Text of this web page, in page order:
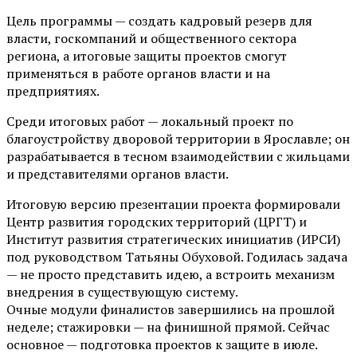
Цель программы — создать кадровый резерв для
власти, госкомпаний и общественного сектора
региона, а итоговые защиты проектов смогут
применяться в работе органов власти и на
предприятиях.
Среди итоговых работ — локальный проект по
благоустройству дворовой территории в Ярославле; он
разрабатывается в тесном взаимодействии с жильцами
и представителями органов власти.
Итоговую версию презентации проекта формировали
Центр развития городских территорий (ЦРГТ) и
Институт развития стратегических инициатив (ИРСИ)
под руководством Татьяны Обуховой. Годилась задача
— не просто представить идею, а встроить механизм
внедрения в существующую систему.
Очные модули финалистов завершились на прошлой
неделе; стажировки — на финишной прямой. Сейчас
основное — подготовка проектов к защите в июле.